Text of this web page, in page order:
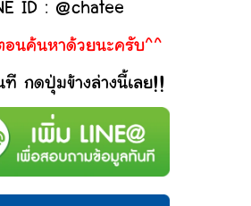
ID : @chatee
นค้นหาด้วยนะครับ^^
กดปุ่มข้างล่างนี้เลย!!